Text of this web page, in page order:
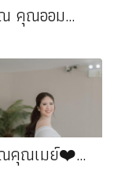
ขอบคุณ คุณออม❤️คุณอ้น
ขอบคุณคุณเมย์❤️ คุณเจ